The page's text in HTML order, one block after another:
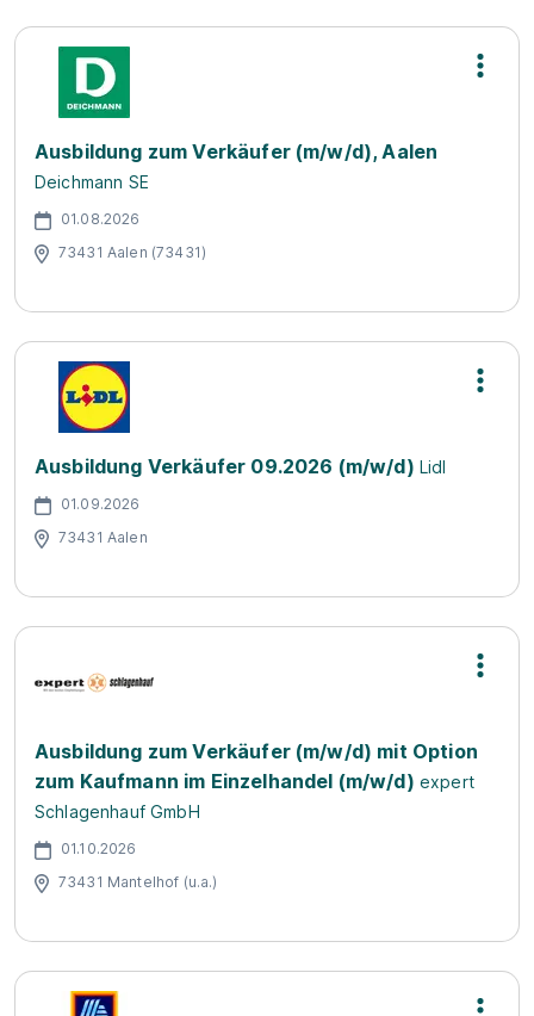
Ausbildung zum Verkäufer (m/w/d), Aalen
Deichmann SE
01.08.2026
73431 Aalen (73431)
Ausbildung Verkäufer 09.2026 (m/w/d) Lidl
01.09.2026
73431 Aalen
Ausbildung zum Verkäufer (m/w/d) mit Option
zum Kaufmann im Einzelhandel (m/w/d) expert
Schlagenhauf GmbH
01.10.2026
73431 Mantelhof (u.a.)